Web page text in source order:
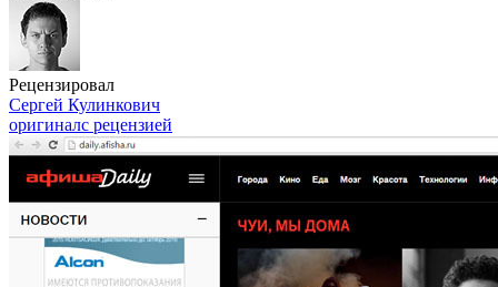
Рецензировал
Сергей Кулинкович
оригиналс рецензией